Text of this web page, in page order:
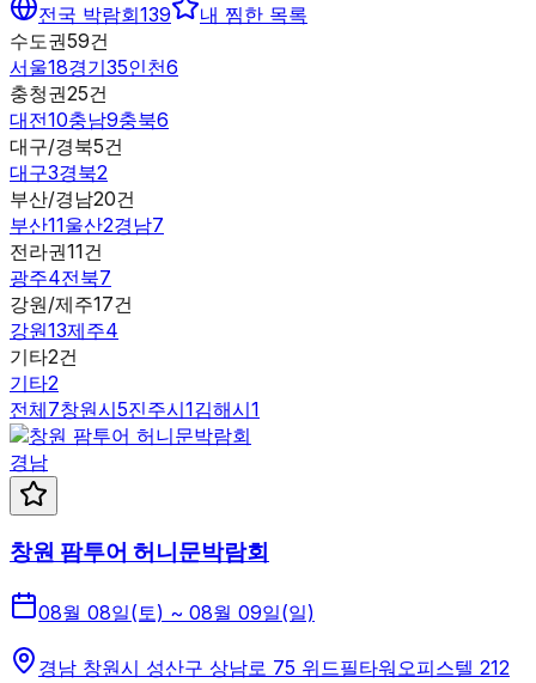
전국 박람회139
내 찜한 목록
수도권59건
서울18경기35인천6
충청권25건
대전10충남9충북6
대구/경북5건
대구3경북2
부산/경남20건
부산11울산2경남7
전라권11건
광주4전북7
강원/제주17건
강원13제주4
기타2건
기타2
전체7창원시5진주시1김해시1
경남
창원 팜투어 허니문박람회
08월 08일(토) ~ 08월 09일(일)
경남 창원시 성산구 상남로 75 위드필타워오피스텔 212